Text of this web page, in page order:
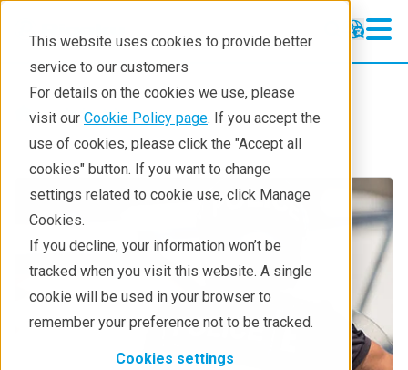
This website uses cookies to provide better
service to our customers
For details on the cookies we use, please
visit our Cookie Policy page. If you accept the
use of cookies, please click the "Accept all
cookies" button. If you want to change
settings related to cookie use, click Manage
Cookies.
If you decline, your information won’t be
tracked when you visit this website. A single
cookie will be used in your browser to
remember your preference not to be tracked.
Cookies settings
Industries